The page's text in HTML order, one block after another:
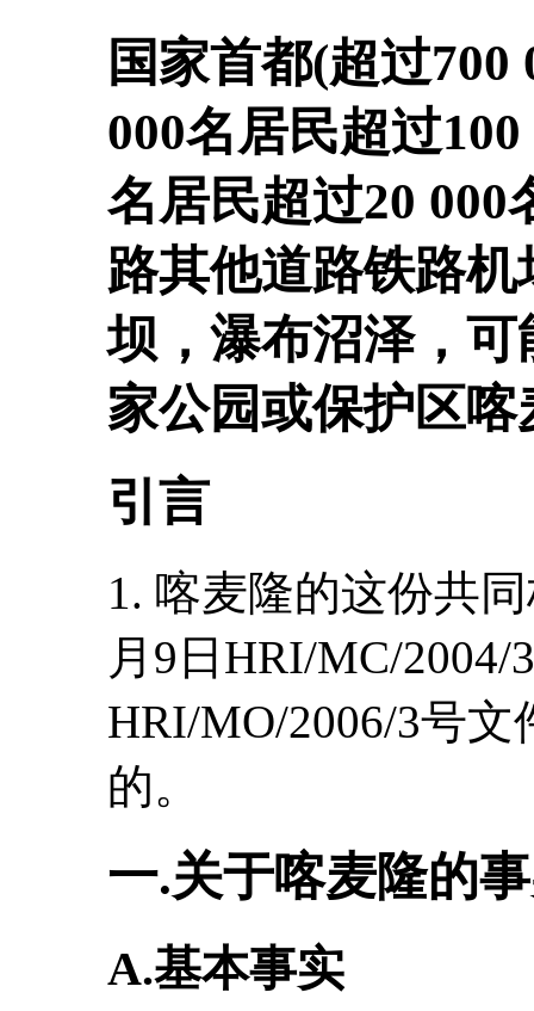
国家首都(超过700
000名居民超过
名居民超过20
路其他道路铁路
坝，瀑布沼泽，
家公园或保护区喀
引言
1. 喀麦隆的这份共
月9日HRI/MC/2004/
HRI/MO/2006/3号
的。
一.关于喀麦隆的
A.基本事实